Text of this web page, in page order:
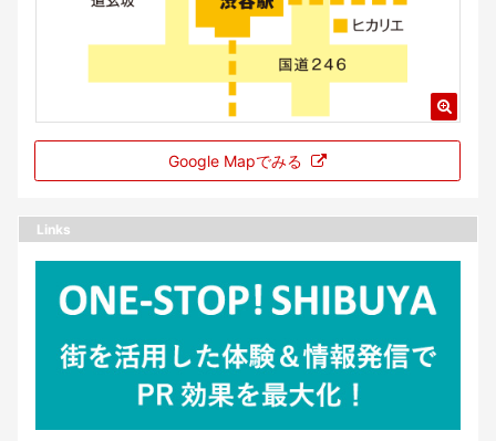
Google Mapでみる
Links